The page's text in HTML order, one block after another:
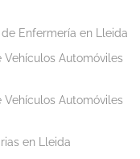
Enfermería en Lleida
Vehículos Automóviles
Vehículos Automóviles
en Lleida